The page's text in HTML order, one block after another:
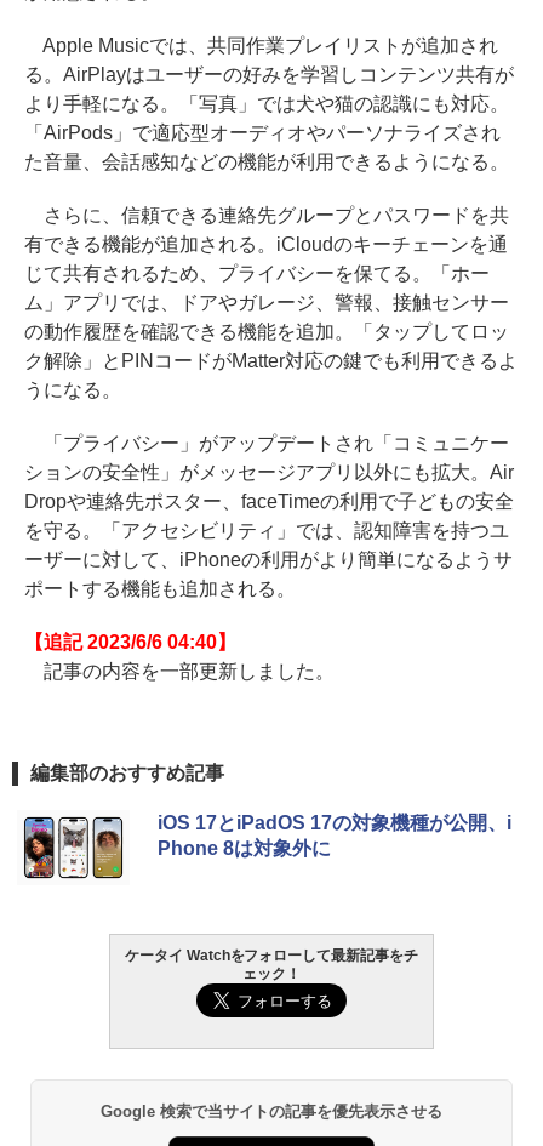
Apple Musicでは、共同作業プレイリストが追加され
る。AirPlayはユーザーの好みを学習しコンテンツ共有が
より手軽になる。「写真」では犬や猫の認識にも対応。
「AirPods」で適応型オーディオやパーソナライズされ
た音量、会話感知などの機能が利用できるようになる。
さらに、信頼できる連絡先グループとパスワードを共
有できる機能が追加される。iCloudのキーチェーンを通
じて共有されるため、プライバシーを保てる。「ホー
ム」アプリでは、ドアやガレージ、警報、接触センサー
の動作履歴を確認できる機能を追加。「タップしてロッ
ク解除」とPINコードがMatter対応の鍵でも利用できるよ
うになる。
「プライバシー」がアップデートされ「コミュニケー
ションの安全性」がメッセージアプリ以外にも拡大。Air
Dropや連絡先ポスター、faceTimeの利用で子どもの安全
を守る。「アクセシビリティ」では、認知障害を持つユ
ーザーに対して、iPhoneの利用がより簡単になるようサ
ポートする機能も追加される。
【追記 2023/6/6 04:40】
記事の内容を一部更新しました。
編集部のおすすめ記事
iOS 17とiPadOS 17の対象機種が公開、i
Phone 8は対象外に
ケータイ Watchをフォローして最新記事をチ
ェック！
Google 検索で当サイトの記事を優先表示させる